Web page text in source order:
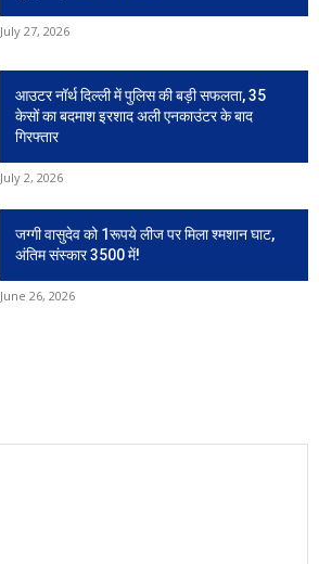
July 27, 2026
आउटर नॉर्थ दिल्ली में पुलिस की बड़ी सफलता, 35
केसों का बदमाश इरशाद अली एनकाउंटर के बाद
गिरफ्तार
July 2, 2026
जग्गी वासुदेव को 1रूपये लीज पर मिला श्मशान घाट,
अंतिम संस्कार 3500 में!
June 26, 2026